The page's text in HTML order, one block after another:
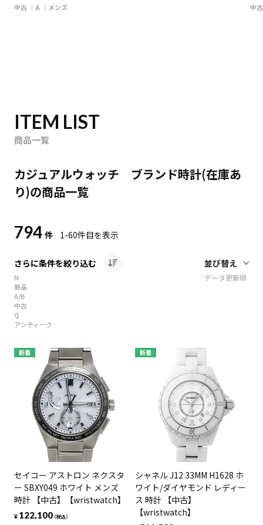
中古 A メンズ 中古
ITEM LIST
商品一覧
カジュアルウォッチ ブランド時計(在庫あ
り)の商品一覧
794 件 1-60件目を表示
さらに条件を絞り込む
N
新品
A/B
中古
Q
アンティーク
データ更新順
新着
セイコー アストロン ネクスタ
ー SBXY049 ホワイト メンズ
時計 【中古】【wristwatch】
¥ 122,100（税込）
新着
シャネル J12 33MM H1628 ホ
ワイト/ダイヤモンド レディー
ス 時計 【中古】
【wristwatch】